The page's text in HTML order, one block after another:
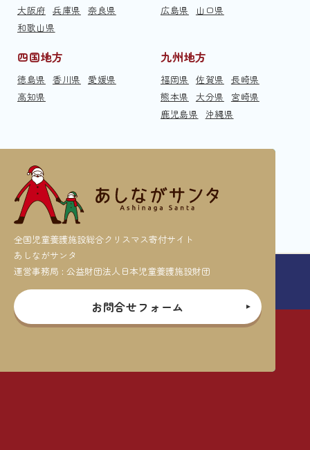
大阪府 兵庫県
奈良県
和歌山県
広島県
山口県
四国地方
徳島県 香川県
愛媛県
高知県
九州地方
福岡県 佐賀県
長崎県
熊本県
大分県
宮崎県
鹿児島県
沖縄県
全国児童養護施設総合クリスマス寄付サイト
あしながサンタ
運営事務局 : 公益財団法人日本児童養護施設財団
お問合せフォーム